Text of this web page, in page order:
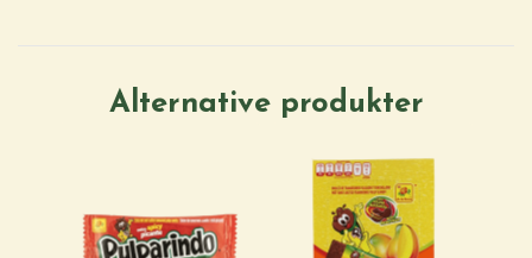
Alternative produkter